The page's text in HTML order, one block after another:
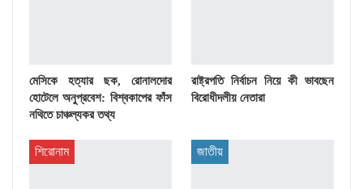
মেসিকে হত্যার ছক, রোনালদোর
হোটেলে অনুপ্রবেশ: বিশ্বকাপের ফাঁস
নথিতে চাঞ্চল্যকর তথ্য
রাষ্ট্রপতি নির্বাচন নিয়ে কী ভাবছেন
বিরোধীদলীয় নেতারা
শিরোনাম জাতীয়